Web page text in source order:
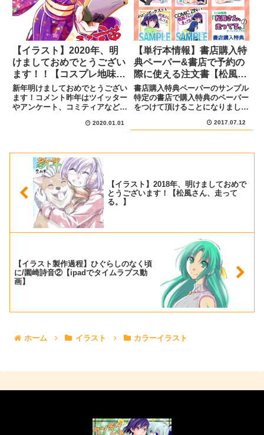
【イラスト】2020年、明
けましておめでとうござい
ます！！【コスプレ地味子
とカメコ課長】
新年明けましておめでとうござい
ます！コメント昨年はツイッター
やアンケート、コミティアなどで
本を出す事が出来たりと多くの方
って描いていきますので、どう
2020.01.01
【単行本情報】書店購入特
典ペーパー&書店で予約の
際に使える注文書【松風さ
ん、走ってる。】
書店購入特典ペーパーのサンプル
特定の書店で購入特典のペーパー
をつけて頂けることになりました
た。 購入特典が貰える書店リス
から・こみらの！さま 予約はこ
2017.07.12
【イラスト】2018年、明けましておめで
とうございます！【松風さん、走って
る。】
【イラスト製作過程】ひぐらしのなく頃
に/園崎詩音②【ipadでタイムラプス動
画】
ホーム イラスト カラーイラスト